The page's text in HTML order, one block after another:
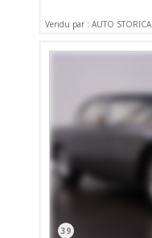
Vendu par : AUTO STORICA
39